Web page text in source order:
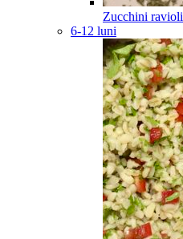
Zucchini ravioli
6-12 luni